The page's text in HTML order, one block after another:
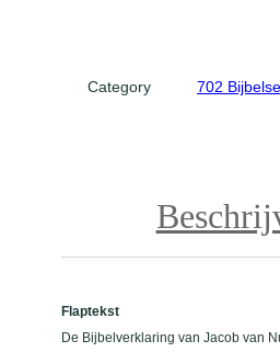
n
Category 702
Flaptekst
De Bijbelverklaring van Jacob van